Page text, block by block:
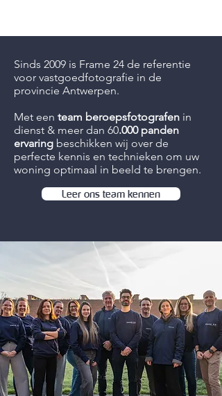
Sinds 2009 is Frame 24 de referentie
voor vastgoedfotografie in de
provincie Antwerpen.
Met een team beroepsfotografen in
dienst & meer dan 60.000 panden
ervaring beschikken wij over de
perfecte kennis en technieken om uw
woning optimaal in beeld te brengen.
Leer ons team kennen